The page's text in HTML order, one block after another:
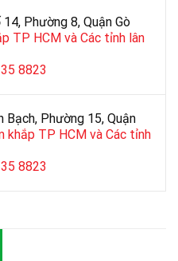
Phường 8, Quận Gò
TP HCM và Các tỉnh lân
8823
Bạch, Phường 15, Quận
khắp TP HCM và Các tỉnh
8823